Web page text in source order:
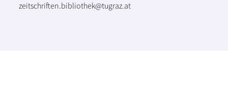
zeitschriften.bibliothek@tugraz.at